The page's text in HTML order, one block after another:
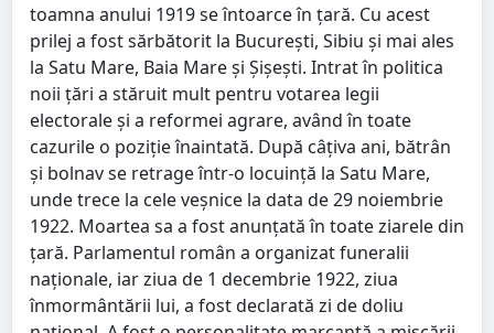
toamna anului 1919 se întoarce în ţară. Cu acest
prilej a fost sărbătorit la Bucureşti, Sibiu şi mai ales
la Satu Mare, Baia Mare şi Şişeşti. Intrat în politica
noii ţări a stăruit mult pentru votarea legii
electorale şi a reformei agrare, având în toate
cazurile o poziţie înaintată. După câţiva ani, bătrân
şi bolnav se retrage într-o locuinţă la Satu Mare,
unde trece la cele veşnice la data de 29 noiembrie
1922. Moartea sa a fost anunţată în toate ziarele din
ţară. Parlamentul român a organizat funeralii
naţionale, iar ziua de 1 decembrie 1922, ziua
înmormântării lui, a fost declarată zi de doliu